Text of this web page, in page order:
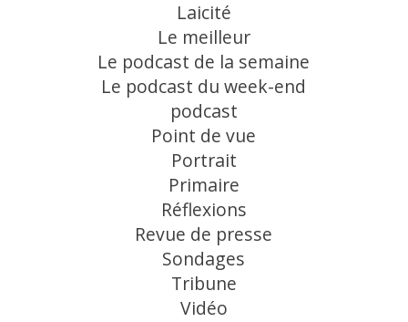
Laicité
Le meilleur
Le podcast de la semaine
Le podcast du week-end
podcast
Point de vue
Portrait
Primaire
Réflexions
Revue de presse
Sondages
Tribune
Vidéo